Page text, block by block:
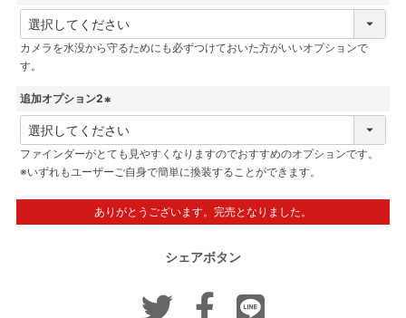
必
カメラを水没から守るためにも必ずつけておいた方がいいオプションで
す。
追加オプション2
(
必
須
ファインダーがとても見やすくなりますのでおすすめのオプションです。
※いずれもユーザーご自身で簡単に換装することができます。
ありがとうございます。完売となりました。
シェアボタン